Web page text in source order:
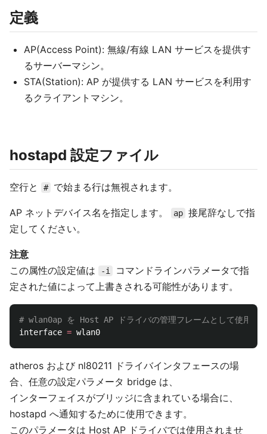
定義
AP(Access Point): 無線/有線 LAN サービスを提供す
るサーバーマシン。
STA(Station): AP が提供する LAN サービスを利用す
るクライアントマシン。
hostapd 設定ファイル
空行と # で始まる行は無視されます。
AP ネットデバイス名を指定します。 ap 接尾辞なしで指
定してください。
注意
この属性の設定値は
-i
コマンドラインパラメータで指
定された値によって上書きされる可能性があります。
# wlan0ap を Host AP ドライバの管理フレームとして使用し
interface =
atheros および nl80211 ドライバインタフェースの場
合、任意の設定パラメータ bridge は、
インターフェイスがブリッジに含まれている場合に、
hostapd へ通知するために使用できます。
このパラメータは Host AP ドライバでは使用されませ